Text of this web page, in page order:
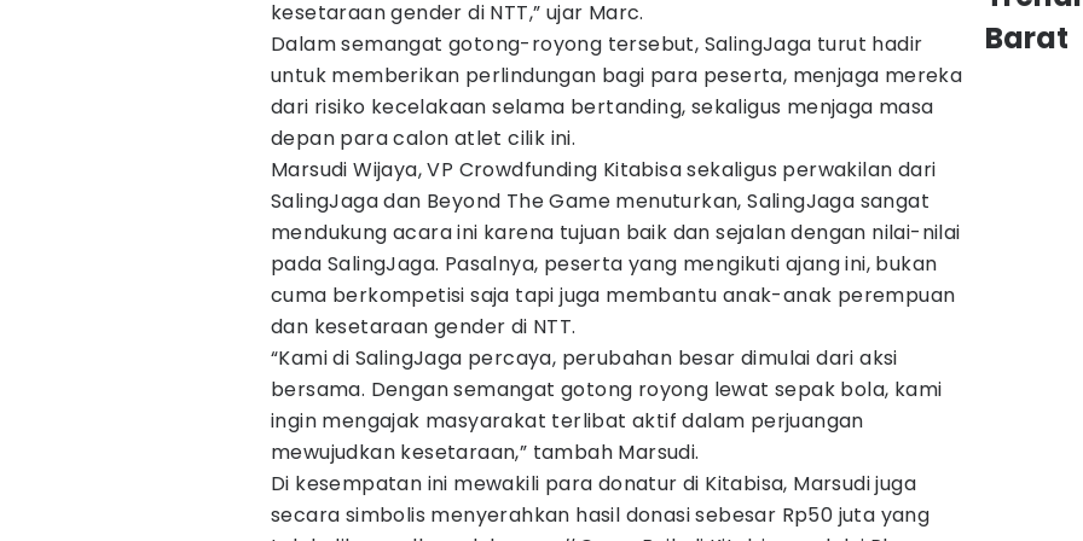
kesetaraan gender di NTT,” ujar Marc.
Dalam semangat gotong-royong tersebut, SalingJaga turut hadir
untuk memberikan perlindungan bagi para peserta, menjaga mereka
dari risiko kecelakaan selama bertanding, sekaligus menjaga masa
depan para calon atlet cilik ini.
Marsudi Wijaya, VP Crowdfunding Kitabisa sekaligus perwakilan dari
SalingJaga dan Beyond The Game menuturkan, SalingJaga sangat
mendukung acara ini karena tujuan baik dan sejalan dengan nilai-nilai
pada SalingJaga. Pasalnya, peserta yang mengikuti ajang ini, bukan
cuma berkompetisi saja tapi juga membantu anak-anak perempuan
dan kesetaraan gender di NTT.
“Kami di SalingJaga percaya, perubahan besar dimulai dari aksi
bersama. Dengan semangat gotong royong lewat sepak bola, kami
ingin mengajak masyarakat terlibat aktif dalam perjuangan
mewujudkan kesetaraan,” tambah Marsudi.
Di kesempatan ini mewakili para donatur di Kitabisa, Marsudi juga
secara simbolis menyerahkan hasil donasi sebesar Rp50 juta yang
Barat